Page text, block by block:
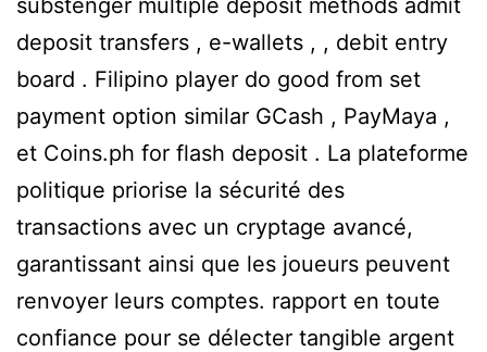
substenger multiple deposit methods admit
deposit transfers , e-wallets , , debit entry
board . Filipino player do good from set
payment option similar GCash , PayMaya ,
et Coins.ph for flash deposit . La plateforme
politique priorise la sécurité des
transactions avec un cryptage avancé,
garantissant ainsi que les joueurs peuvent
renvoyer leurs comptes. rapport en toute
confiance pour se délecter tangible argent